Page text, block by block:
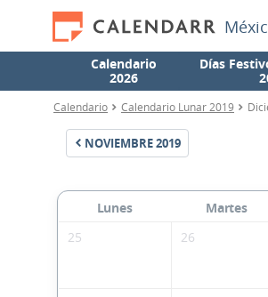
Calendario
2026
Días
Calendario Calendario Lunar 2019
NOVIEMBRE2019
Lunes Martes
25
26